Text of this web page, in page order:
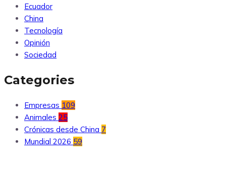
Ecuador
China
Tecnología
Opinión
Sociedad
Categories
Empresas 109
Animales 25
Crónicas desde China 7
Mundial 2026 59